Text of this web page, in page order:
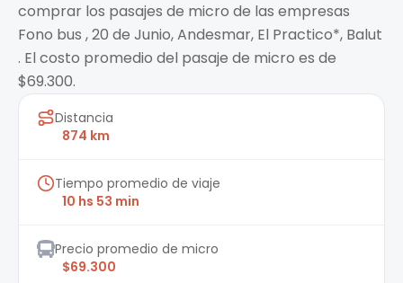
comprar los pasajes de micro de las empresas
Fono bus , 20 de Junio, Andesmar, El Practico*, Balut
. El costo promedio del pasaje de micro es de
$69.300.
Distancia
874 km
Tiempo promedio de viaje
10 hs 53 min
Precio promedio de micro
$69.300